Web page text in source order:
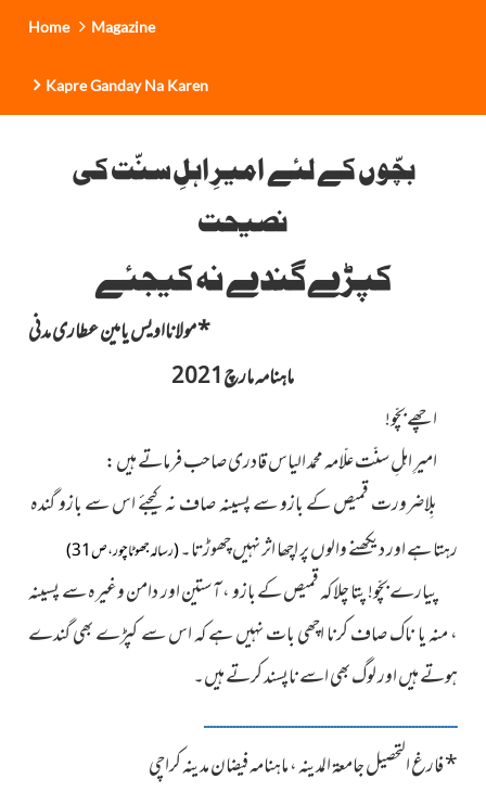
Home Magazine
Kapre Ganday Na Karen
بچّوں کے لئے امیرِ اہلِ سنّت کی
نصیحت
کپڑے گندے نہ کیجئے
*مولانااویس یامین عطاری مدنی
ماہنامہ مارچ2021
اچھے بچّو!
امیرِ اہلِ سنّت علّامہ محمد الیاس قادری صاحب فرماتے ہیں :
بِلاضرورت قمیص کے بازو سے پسینہ صاف نہ کیجئے اس سے بازو گندہ
رہتا ہے اور دیکھنے والوں پر اچھا اثر نہیں چھوڑتا۔(رسالہ جھوٹا چور ، ص31)
پیارے بچّو! پتا چلا کہ قمیص کے بازو ، آستین اور دامن وغیرہ سے پسینہ
، منہ یا ناک صاف کرنا اچھی بات نہیں ہے کہ اس سے کپڑے بھی گندے
ہوتے ہیں اور لوگ بھی اسے ناپسند کرتے ہیں۔
ــــــــــــــــــــــــــــــــــــــــــــــــــــــــــــــــــــــــــــــ
*فارغ التحصیل جامعۃ المدینہ ، ماہنامہ فیضان مدینہ کراچی